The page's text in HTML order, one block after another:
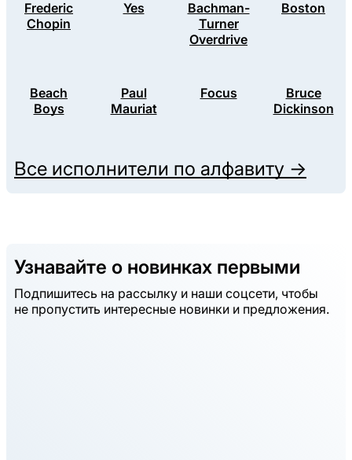
Frederic
Chopin
Yes
Bachman-
Turner
Overdrive
Boston
Beach
Boys
Paul
Mauriat
Focus
Bruce
Dickinson
Все исполнители по алфавиту →
Узнавайте о новинках первыми
Подпишитесь на рассылку и наши соцсети, чтобы
не пропустить интересные новинки и предложения.